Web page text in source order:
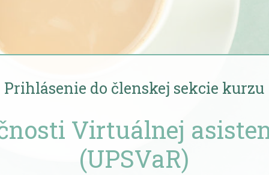
Prihlásenie do členskej sekcie kurzu
Virtuálnej
(UPSVaR)